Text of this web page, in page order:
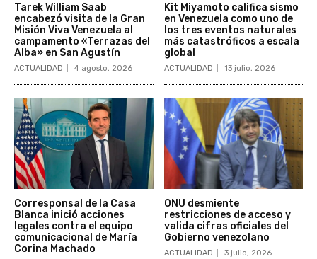
Tarek William Saab
encabezó visita de la Gran
Misión Viva Venezuela al
campamento «Terrazas del
Alba» en San Agustín
ACTUALIDAD 4 agosto, 2026
Kit Miyamoto califica sismo
en Venezuela como uno de
los tres eventos naturales
más catastróficos a escala
global
ACTUALIDAD 13 julio, 2026
Corresponsal de la Casa
Blanca inició acciones
legales contra el equipo
comunicacional de María
Corina Machado
ONU desmiente
restricciones de acceso y
valida cifras oficiales del
Gobierno venezolano
ACTUALIDAD 3 julio, 2026